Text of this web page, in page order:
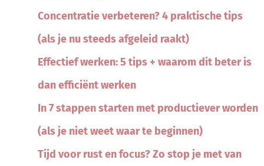
Concentratie verbeteren? 4 praktische tips
(als je nu steeds afgeleid raakt)
Effectief werken: 5 tips + waarom dit beter is
dan efficiënt werken
In 7 stappen starten met productiever worden
(als je niet weet waar te beginnen)
Tijd voor rust en focus? Zo stop je met van